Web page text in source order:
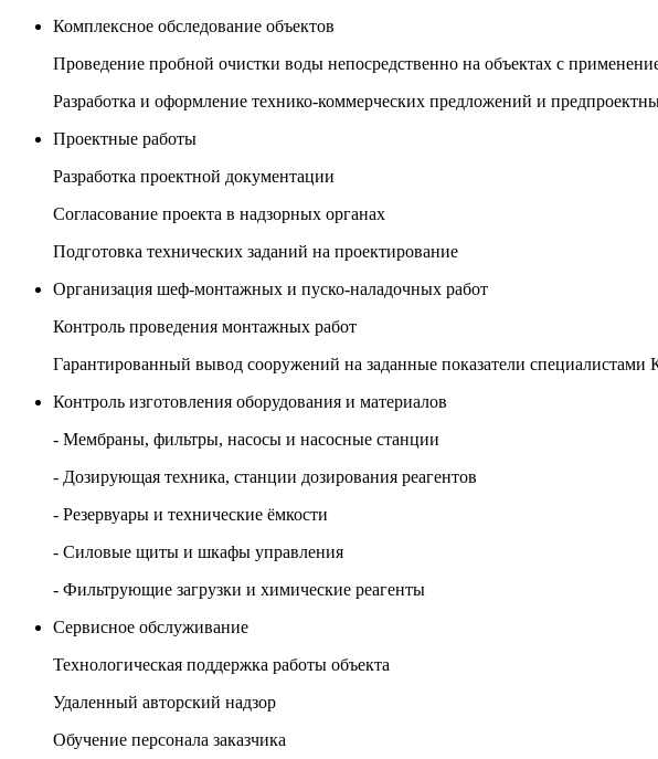
Комплексное обследование объектов
Проведение пробной очистки воды непосредственно на объектах с
Разработка и оформление технико-коммерческих предложений и
Проектные работы
Разработка проектной документации
Согласование проекта в надзорных органах
Подготовка технических заданий на проектирование
Организация шеф-монтажных и пуско-наладочных работ
Контроль проведения монтажных работ
Гарантированный вывод сооружений на заданные показатели специалистами
Контроль изготовления оборудования и материалов
- Мембраны, фильтры, насосы и насосные станции
- Дозирующая техника, станции дозирования реагентов
- Резервуары и технические ёмкости
- Силовые щиты и шкафы управления
- Фильтрующие загрузки и химические реагенты
Сервисное обслуживание
Технологическая поддержка работы объекта
Удаленный авторский надзор
Обучение персонала заказчика